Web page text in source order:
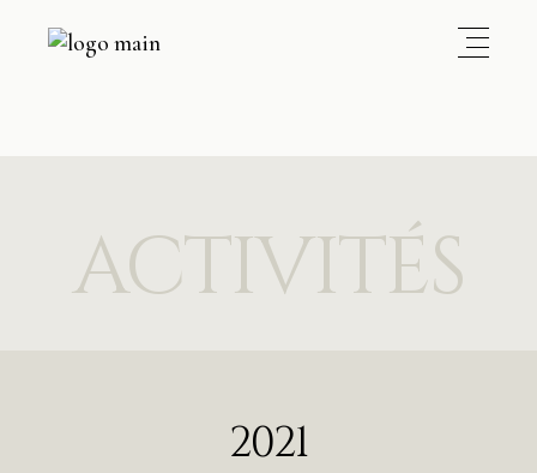
ACTIVITÉS
2021